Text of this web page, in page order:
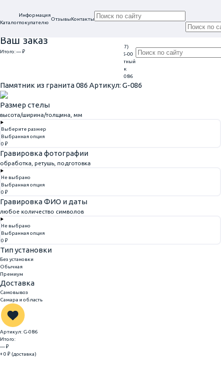
Каталог
Информация
покупателю
ОтзывыКонтакты
Ваш заказ
Итого:— ₽
Проконсультируем
+7 (917)
113-05-00
Обратный
звонок
Памятник из гранита 086
Памятник из гранита 086 Артикул: G-086
Размер стелы
высота/ширина/толщина, мм
Выберите размер
Выбранная опция
0 ₽
Гравировка фотографии
обработка, ретушь, подготовка
Не выбрано
Выбранная опция
0 ₽
Гравировка ФИО и даты
любое количество символов
Не выбрано
Выбранная опция
0 ₽
Тип установки
Без установки
Обычная
Премиум
Доставка
Самовывоз
Самара и область
Артикул: G-086
Итого:
— ₽
+ 0 ₽ (доставка)